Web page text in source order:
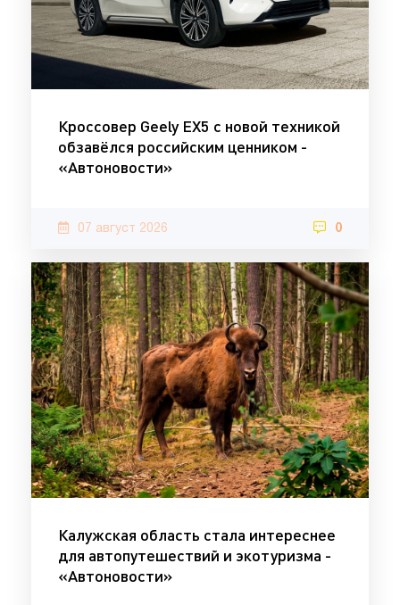
Кроссовер Geely EX5 с новой техникой
обзавёлся российским ценником -
«Автоновости»
07 август 2026 0
Калужская область стала интереснее
для автопутешествий и экотуризма -
«Автоновости»